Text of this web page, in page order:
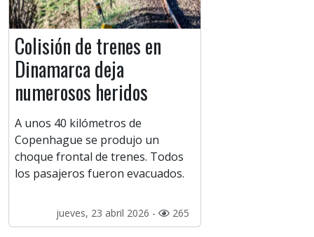
Colisión de trenes en
Dinamarca deja
numerosos heridos
A unos 40 kilómetros de
Copenhague se produjo un
choque frontal de trenes. Todos
los pasajeros fueron evacuados.
jueves, 23 abril 2026 - 265